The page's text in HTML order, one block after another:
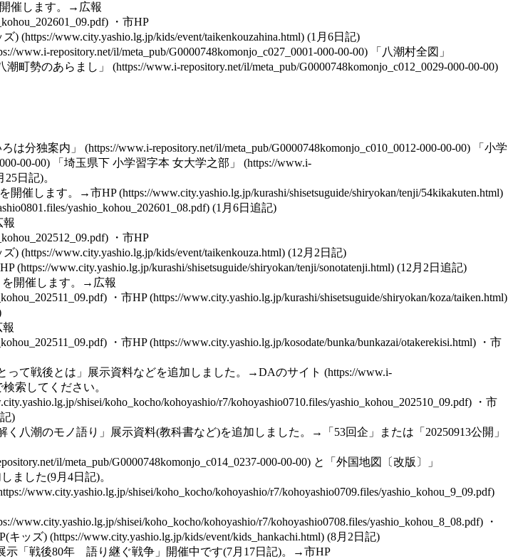
催します。→ 広報
・ 市HP
ズ)
(1月6日記)
「八潮村全図」
潮町勢のあらまし」
は分独案内」
「小学
「埼玉県下 小学習字本 女大学之部」
日記)。
を開催します。→市HP
(1月6日追記)
報
・ 市HP
ズ)
(12月2日記)
(12月2日追記)
を開催します。→ 広報
・ 市HP
報
・ 市HP ・ 市
って戦後とは 」展示資料などを追加しました。→DAのサイト
索してください。
・ 市
)
く八潮のモノ語り」展示資料(教科書など)を追加しました。→「53回企」または「20250913公開」
と
「外国地図〔改版〕」
ました(9月4日記)。
・
キッズ)
(8月2日記)
示「戦後80年 語り継ぐ戦争」開催中です(7月17日記)。→市HP